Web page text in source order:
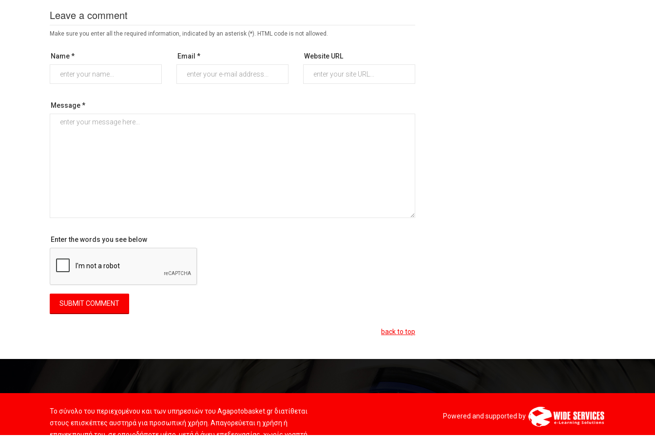
Leave a comment
Make sure you enter all the required information, indicated by an asterisk (*). HTML code is not allowed.
Name * Email * Website URL
Message *
Enter the words you see below
back to top
Το σύνολο του περιεχομένου και των υπηρεσιών του Agapotobasket.gr διατίθεται
στους επισκέπτες αυστηρά για προσωπική χρήση. Απαγορεύεται η χρήση ή
επανεκπομπή του, σε οποιοδήποτε μέσο, μετά ή άνευ επεξεργασίας, χωρίς γραπτή
Powered and supported by